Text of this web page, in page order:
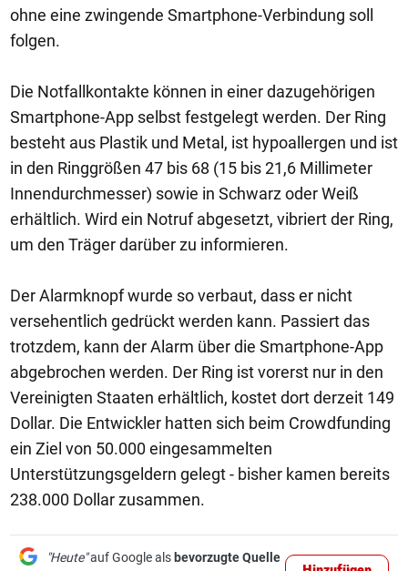
ohne eine zwingende Smartphone-Verbindung soll
folgen.
Die Notfallkontakte können in einer dazugehörigen
Smartphone-App selbst festgelegt werden. Der Ring
besteht aus Plastik und Metal, ist hypoallergen und ist
in den Ringgrößen 47 bis 68 (15 bis 21,6 Millimeter
Innendurchmesser) sowie in Schwarz oder Weiß
erhältlich. Wird ein Notruf abgesetzt, vibriert der Ring,
um den Träger darüber zu informieren.
Der Alarmknopf wurde so verbaut, dass er nicht
versehentlich gedrückt werden kann. Passiert das
trotzdem, kann der Alarm über die Smartphone-App
abgebrochen werden. Der Ring ist vorerst nur in den
Vereinigten Staaten erhältlich, kostet dort derzeit 149
Dollar. Die Entwickler hatten sich beim Crowdfunding
ein Ziel von 50.000 eingesammelten
Unterstützungsgeldern gelegt - bisher kamen bereits
238.000 Dollar zusammen.
"Heute"auf Google als bevorzugte Quelle